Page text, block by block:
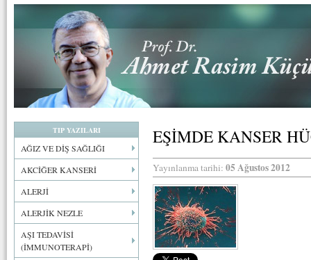
TIP YAZILARI
AĞIZ VE DİŞ SAĞLIĞI
AKCİĞER KANSERİ
ALERJİ
ALERJİK NEZLE
AŞI TEDAVİSİ
(İMMUNOTERAPİ)
EŞİMDE KANSER
Yayınlanma tarihi: 05 Ağustos 2012